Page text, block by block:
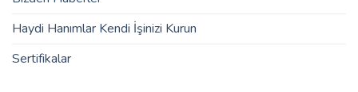
Haydi Hanımlar Kendi İşinizi Kurun
Sertifikalar